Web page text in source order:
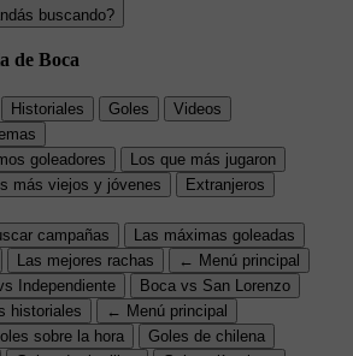
buscando?
de Boca
Historiales Goles
Videos
goleadores
Los que más jugaron
más viejos y jóvenes
Extranjeros
campañas
Las máximas goleadas
Las mejores rachas
← Menú principal
Independiente
Boca vs San Lorenzo
historiales
← Menú principal
sobre la hora
Goles de chilena